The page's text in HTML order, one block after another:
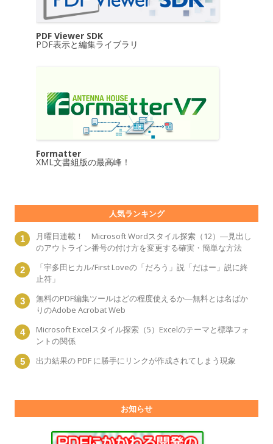
PDF Viewer SDK
PDF表示と編集ライブラリ
Formatter
XML文書組版の最高峰！
人気ランキング
月曜日連載！ Microsoft Wordスタイル探索（12）―見出し
のアウトライン番号の付け方を変更する確実・簡単な方法
「宇多田ヒカル/First Loveの「だろう」説「だはー」説に終
止符」
無料のPDF編集ツールはどの程度使えるか―無料とは名ばか
りのAdobe Acrobat Web
Microsoft Excelスタイル探索（5）Excelのテーマと標準フォ
ントの関係
出力結果の PDF に勝手にリンクが作成されてしまう現象
お知らせ